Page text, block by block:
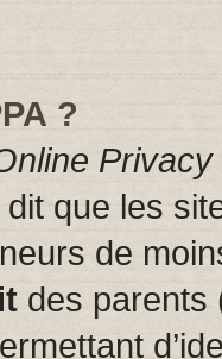
?
que les
de
des parents